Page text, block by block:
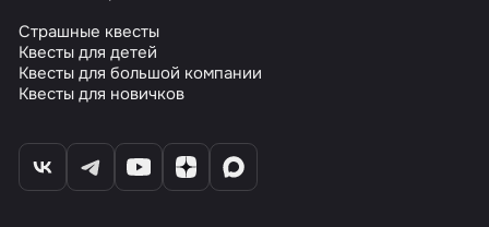
Страшные квесты
Квесты для детей
Квесты для большой компании
Квесты для новичков